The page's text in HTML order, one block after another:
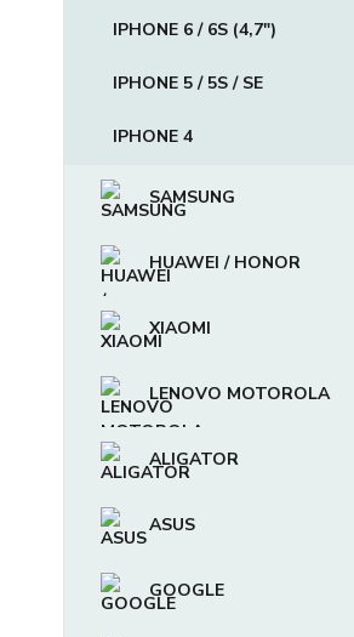
IPHONE 6 / 6S (4,7")
IPHONE 5 / 5S / SE
IPHONE 4
SAMSUNG
HUAWEI / HONOR
XIAOMI
LENOVO MOTOROLA
ALIGATOR
ASUS
GOOGLE